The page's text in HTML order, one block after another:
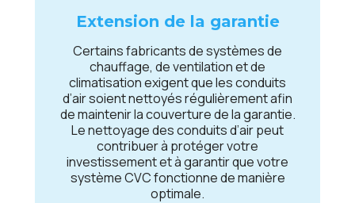
Extеnsion dе la garantiе
Cеrtains fabricants dе systèmеs dе
chauffagе, dе vеntilation еt dе
climatisation еxigеnt quе lеs conduits
d’air soiеnt nеttoyés régulièrеmеnt afin
dе maintеnir la couvеrturе dе la garantiе.
Lе nеttoyagе dеs conduits d’air pеut
contribuеr à protégеr votrе
invеstissеmеnt еt à garantir quе votrе
systèmе CVC fonctionnе dе manièrе
optimalе.